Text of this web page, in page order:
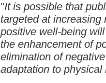
"It is possible that
targeted at
positive well-being
the enhancement of
elimination of
adaptation to physical